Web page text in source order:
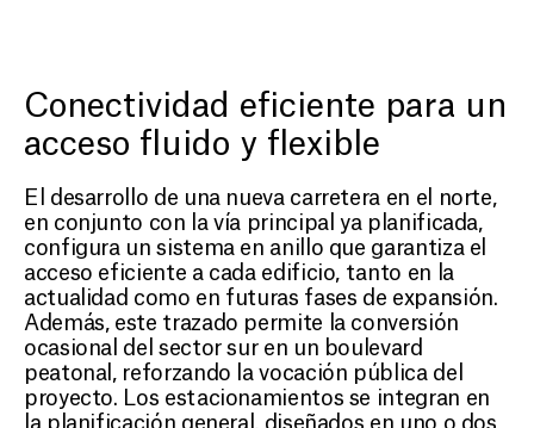
CONTACTO
ES
Conectividad eficiente para un
acceso fluido y flexible
El desarrollo de una nueva carretera en el norte,
en conjunto con la vía principal ya planificada,
configura un sistema en anillo que garantiza el
acceso eficiente a cada edificio, tanto en la
actualidad como en futuras fases de expansión.
Además, este trazado permite la conversión
ocasional del sector sur en un boulevard
peatonal, reforzando la vocación pública del
proyecto. Los estacionamientos se integran en
la planificación general, diseñados en uno o dos